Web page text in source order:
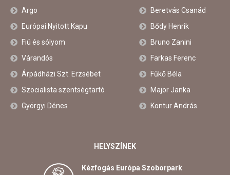
Argo
Európai Nyitott Kapu
Fiú és sólyom
Várandós
Árpádházi Szt. Erzsébet
Szocialista szentségtartó
Györgyi Dénes
Beretvás Csanád
Bődy Henrik
Bruno Zanini
Farkas Ferenc
Fűkő Béla
Major Janka
Kontur András
HELYSZÍNEK
Kézfogás Európa Szoborpark